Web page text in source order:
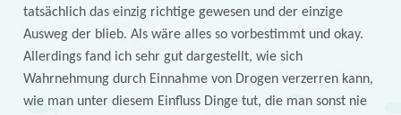
tatsächlich das einzig richtige gewesen und der einzige
Ausweg der blieb. Als wäre alles so vorbestimmt und okay.
Allerdings fand ich sehr gut dargestellt, wie sich
Wahrnehmung durch Einnahme von Drogen verzerren kann,
wie man unter diesem Einfluss Dinge tut, die man sonst nie